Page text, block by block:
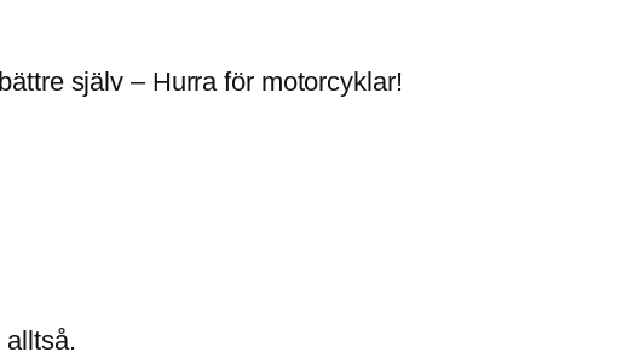
själv – Hurra för motorcyklar!
alltså.